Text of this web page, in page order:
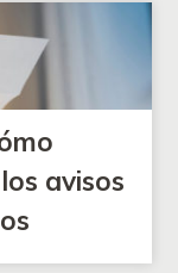
avisos